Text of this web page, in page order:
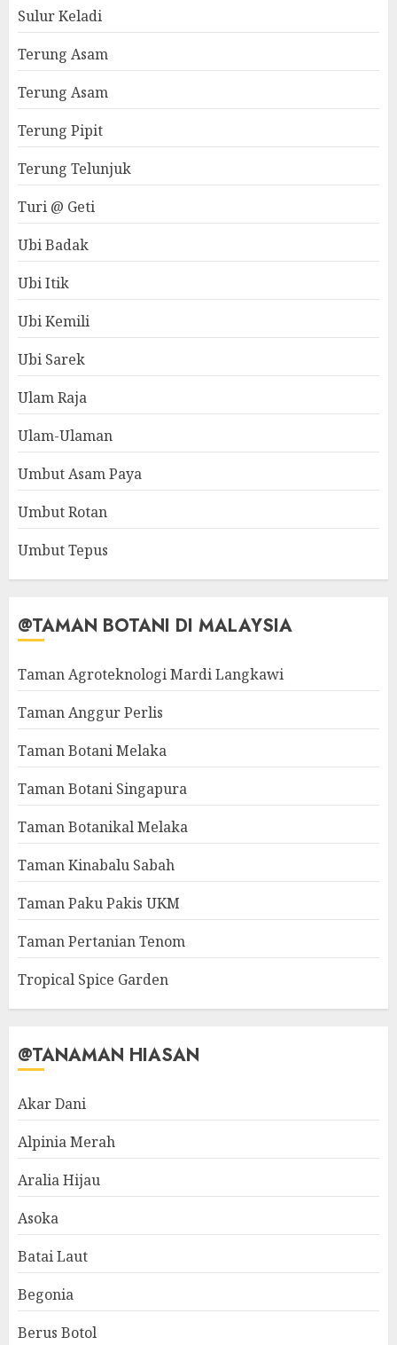
Sulur Keladi
Terung Asam
Terung Asam
Terung Pipit
Terung Telunjuk
Turi @ Geti
Ubi Badak
Ubi Itik
Ubi Kemili
Ubi Sarek
Ulam Raja
Ulam-Ulaman
Umbut Asam Paya
Umbut Rotan
Umbut Tepus
@TAMAN BOTANI DI MALAYSIA
Taman Agroteknologi Mardi Langkawi
Taman Anggur Perlis
Taman Botani Melaka
Taman Botani Singapura
Taman Botanikal Melaka
Taman Kinabalu Sabah
Taman Paku Pakis UKM
Taman Pertanian Tenom
Tropical Spice Garden
@TANAMAN HIASAN
Akar Dani
Alpinia Merah
Aralia Hijau
Asoka
Batai Laut
Begonia
Berus Botol